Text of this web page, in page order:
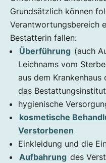
Grundsätzlich können
Verantwortungsbereich
Bestatterin fallen:
Überführung (auch
Leichnams vom
aus dem
das
hygienische
kosmetische
Verstorbenen
Einkleidung und die
Aufbahrung des